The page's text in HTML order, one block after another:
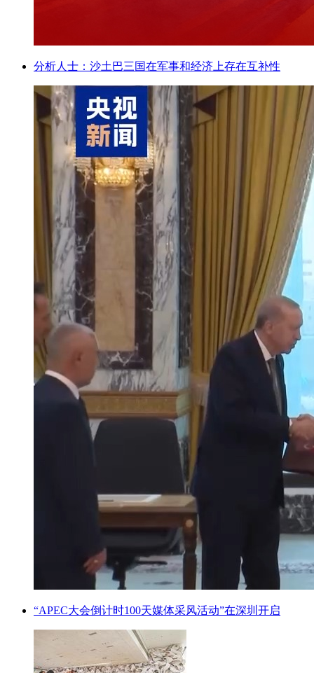
分析人士：沙土巴三国在军事和经济上存在互补性
“APEC大会倒计时100天媒体采风活动”在深圳开启